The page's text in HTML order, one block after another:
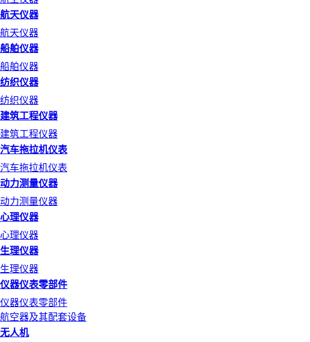
航天仪器
航天仪器
船舶仪器
船舶仪器
纺织仪器
纺织仪器
建筑工程仪器
建筑工程仪器
汽车拖拉机仪表
汽车拖拉机仪表
动力测量仪器
动力测量仪器
心理仪器
心理仪器
生理仪器
生理仪器
仪器仪表零部件
仪器仪表零部件
航空器及其配套设备
无人机